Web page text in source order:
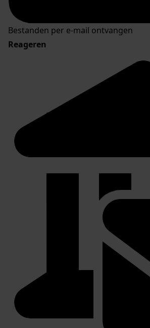
Bestanden per e-mail ontvangen
Reageren